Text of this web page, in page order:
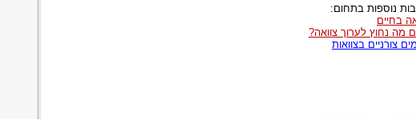
נוספות בתחום:
בחיים
מה נחוץ לערוך צוואה?
צורניים בצוואות